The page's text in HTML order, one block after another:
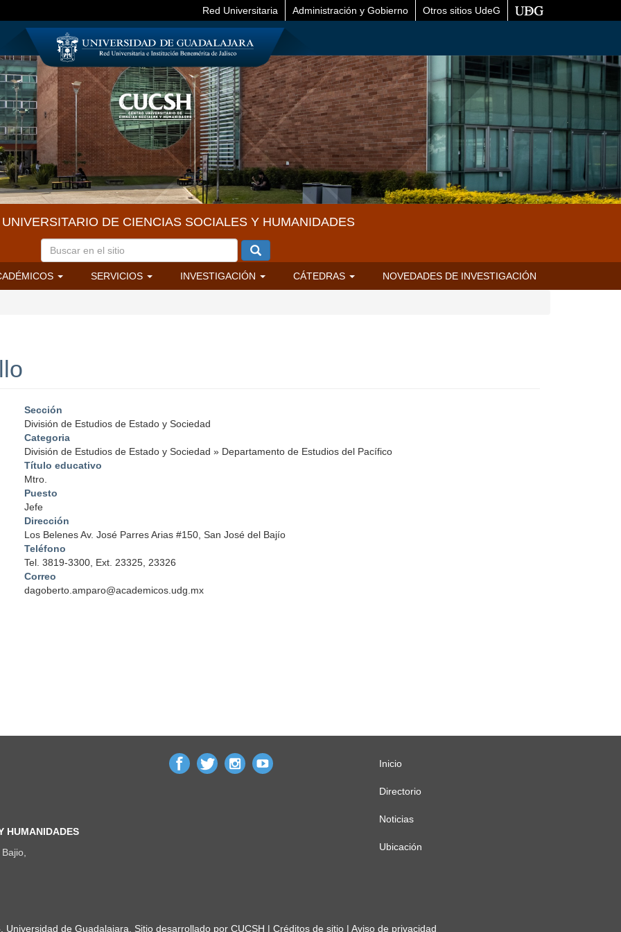
Red Universitaria Administración y Gobierno Otros sitios UdeG
DE CIENCIAS SOCIALES Y HUMANIDADES
SERVICIOS INVESTIGACIÓN CÁTEDRAS NOVEDADES DE INVESTIGACIÓN
Sección
División de Estudios de Estado y Sociedad
Categoria
División de Estudios de Estado y Sociedad » Departamento de Estudios del Pacífico
Título educativo
Mtro.
Puesto
Jefe
Dirección
Los Belenes Av. José Parres Arias #150, San José del Bajío
Teléfono
Tel. 3819-3300, Ext. 23325, 23326
Correo
dagoberto.amparo@academicos.udg.mx
HUMANIDADES
Menú
principal
Inicio
Directorio
Noticias
Ubicación
Universidad de Guadalajara. Sitio desarrollado por CUCSH | Créditos de sitio| Aviso de privacidad